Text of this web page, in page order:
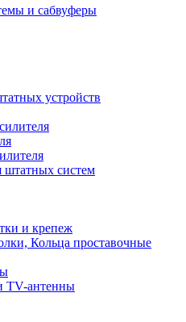
и сабвуферы
устройств
штатных систем
и крепеж
Кольца проставочные
TV-антенны